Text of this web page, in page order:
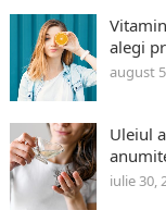
alegi
august
Uleiul
iulie 30,